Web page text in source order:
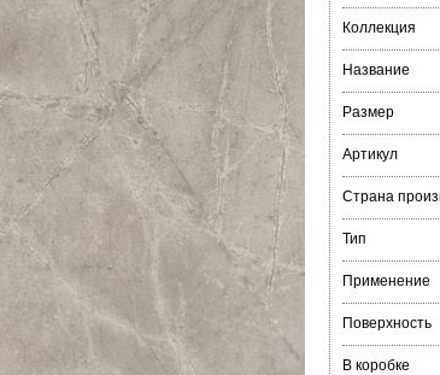
Коллекция
Название
Размер
Артикул
Страна
Тип
Применение
Поверхность
В коробке